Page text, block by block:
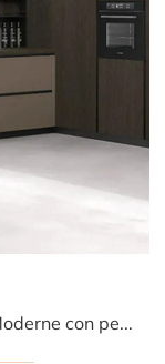
Clicca e scopri un mondo di Cucine Moderne con penisola: la cucina Metropolis 10 Stosa in Pet ti aspetta!